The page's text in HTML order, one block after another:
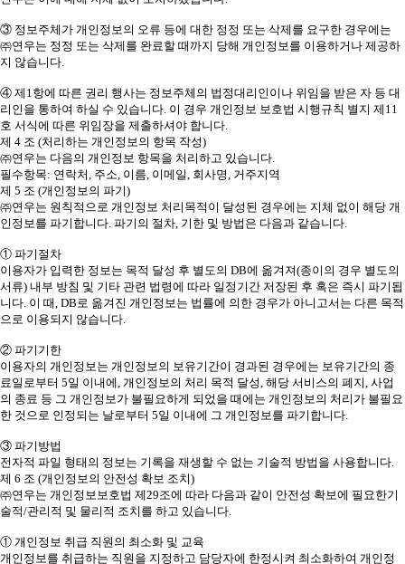
③ 정보주체가 개인정보의 오류 등에 대한 정정 또는 삭제를 요구한 경우에는
㈜연우는 정정 또는 삭제를 완료할 때까지 당해 개인정보를 이용하거나 제공하
지 않습니다.
④ 제1항에 따른 권리 행사는 정보주체의 법정대리인이나 위임을 받은 자 등 대
리인을 통하여 하실 수 있습니다. 이 경우 개인정보 보호법 시행규칙 별지 제11
호 서식에 따른 위임장을 제출하셔야 합니다.
제 4 조 (처리하는 개인정보의 항목 작성)
㈜연우는 다음의 개인정보 항목을 처리하고 있습니다.
필수항목: 연락처, 주소, 이름, 이메일, 회사명, 거주지역
제 5 조 (개인정보의 파기)
㈜연우는 원칙적으로 개인정보 처리목적이 달성된 경우에는 지체 없이 해당 개
인정보를 파기합니다. 파기의 절차, 기한 및 방법은 다음과 같습니다.
① 파기절차
이용자가 입력한 정보는 목적 달성 후 별도의 DB에 옮겨져(종이의 경우 별도의
서류) 내부 방침 및 기타 관련 법령에 따라 일정기간 저장된 후 혹은 즉시 파기됩
니다. 이 때, DB로 옮겨진 개인정보는 법률에 의한 경우가 아니고서는 다른 목적
으로 이용되지 않습니다.
② 파기기한
이용자의 개인정보는 개인정보의 보유기간이 경과된 경우에는 보유기간의 종
료일로부터 5일 이내에, 개인정보의 처리 목적 달성, 해당 서비스의 폐지, 사업
의 종료 등 그 개인정보가 불필요하게 되었을 때에는 개인정보의 처리가 불필요
한 것으로 인정되는 날로부터 5일 이내에 그 개인정보를 파기합니다.
③ 파기방법
전자적 파일 형태의 정보는 기록을 재생할 수 없는 기술적 방법을 사용합니다.
제 6 조 (개인정보의 안전성 확보 조치)
㈜연우는 개인정보보호법 제29조에 따라 다음과 같이 안전성 확보에 필요한기
술적/관리적 및 물리적 조치를 하고 있습니다.
① 개인정보 취급 직원의 최소화 및 교육
개인정보를 취급하는 직원을 지정하고 담당자에 한정시켜 최소화하여 개인정